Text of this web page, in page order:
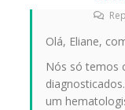
Olá, Eliane,
Nós só temos
um